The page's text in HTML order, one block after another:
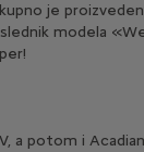
je
modela
a potom i